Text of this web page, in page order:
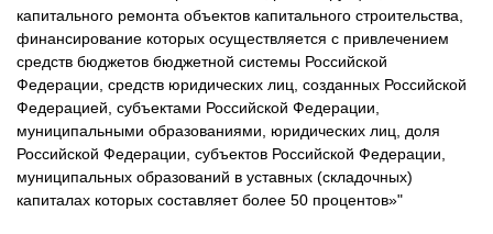
капитального ремонта объектов капитального строительства,
финансирование которых осуществляется с привлечением
средств бюджетов бюджетной системы Российской
Федерации, средств юридических лиц, созданных Российской
Федерацией, субъектами Российской Федерации,
муниципальными образованиями, юридических лиц, доля
Российской Федерации, субъектов Российской Федерации,
муниципальных образований в уставных (складочных)
капиталах которых составляет более 50 процентов»"